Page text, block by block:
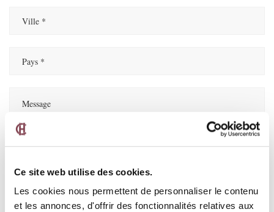
Ce site web utilise des cookies.
Les cookies nous permettent de personnaliser le contenu
et les annonces, d'offrir des fonctionnalités relatives aux